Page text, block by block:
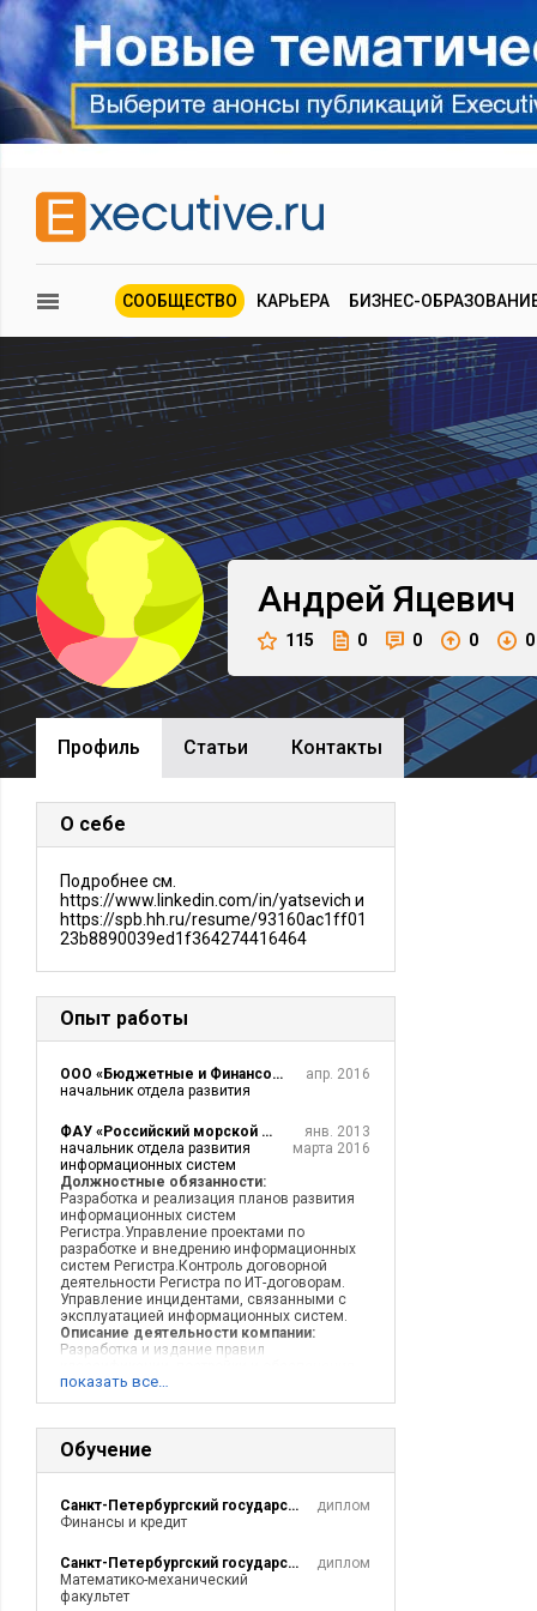
СООБЩЕСТВО КАРЬЕРА БИЗНЕС-
Андрей Яцевич
115 0 0 0 0
Профиль Cтатьи Контакты
О себе
Подробнее см.
https://www.linkedin.com/in/yatsevich и
https://spb.hh.ru/resume/93160ac1ff01
23b8890039ed1f364274416464
Опыт работы
ООО «Бюджетные и Финансовые Технологии»
начальник отдела развития
апр. 2016
ФАУ «Российский морской регистр судоходства»
начальник отдела развития
информационных систем
янв. 2013
марта 2016
Должностные обязанности:
Разработка и реализация планов развития
информационных систем
Регистра.Управление проектами по
разработке и внедрению информационных
систем Регистра.Контроль договорной
деятельности Регистра по ИТ-договорам.
Управление инцидентами, связанными с
эксплуатацией информационных систем.
Описание деятельности компании:
Разработка и издание правил
безопасности судов и морских сооружений.
Надзор за постройкой, за ремонтом и
сооружений. Освидетельствование судов в
эксплуатации. Регистрация и
СиЭсБиАй ИТС
Руководитель проектов /
технической поддержки
марта 2011
показать все…
Обучение
Санкт-Петербургский государственный университет экономики и финансов
Финансы и кредит
диплом
Санкт-Петербургский государственный университет, Санкт-Петербург
Математико-механический
факультет
диплом